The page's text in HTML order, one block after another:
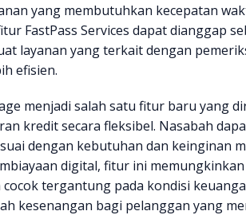
yang membutuhkan kecepatan
FastPass Services dapat dianggap
layanan yang terkait dengan
efisien.
menjadi salah satu fitur baru yang
kredit secara fleksibel. Nasabah
dengan kebutuhan dan keinginan
digital, fitur ini
tergantung pada kondisi
kesenangan bagi pelanggan yang